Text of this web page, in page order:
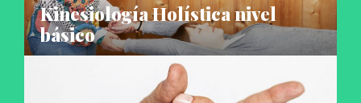
Kinesiología Holística nivel
básico